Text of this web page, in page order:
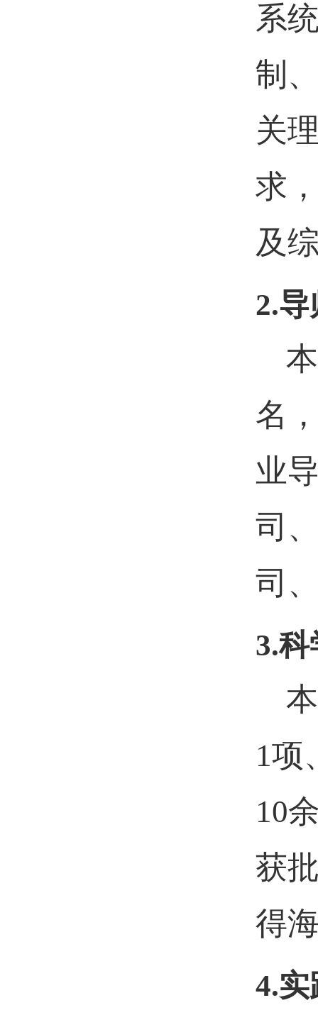
系
制
关
求
及
2.导
名
业
司
司
3.科
1项
10
获
得
4.实